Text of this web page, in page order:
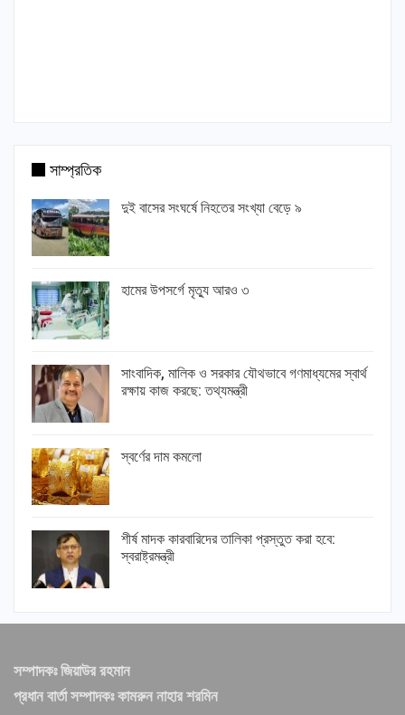
সাম্প্রতিক
দুই বাসের সংঘর্ষে নিহতের সংখ্যা বেড়ে ৯
হামের উপসর্গে মৃত্যু আরও ৩
সাংবাদিক, মালিক ও সরকার যৌথভাবে গণমাধ্যমের স্বার্থ
রক্ষায় কাজ করছে: তথ্যমন্ত্রী
স্বর্ণের দাম কমলো
শীর্ষ মাদক কারবারিদের তালিকা প্রস্তুত করা হবে:
স্বরাষ্ট্রমন্ত্রী
সম্পাদকঃ জিয়াউর রহমান
প্রধান বার্তা সম্পাদকঃ কামরুন নাহার শরমিন